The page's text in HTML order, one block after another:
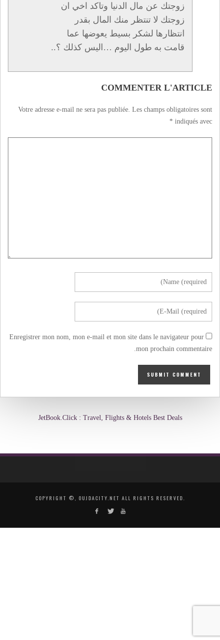
زوجتك عن مال الدنيا وتاكد اخي ان
زوجتك لا تنتظر منك المال بقدر
انتظارها لشكر بسيط يعوضها عما
قامت به طول اليوم …اليس كذلك ؟..
COMMENTER L'ARTICLE
Votre adresse e-mail ne sera pas publiée. Les champs obligatoires sont
indiqués avec
*
Enregistrer mon nom, mon e-mail et mon site dans le navigateur pour
mon prochain commentaire.
JetBook.Click : Travel, Flights & Hotels Best Deals
COPYRIGHT ©, OUJDACITY.NET ALL RIGHTS RESERVED.